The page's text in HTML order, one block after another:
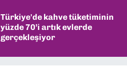
Türkiye'de kahve tüketiminin
yüzde 70’i artık evlerde
gerçekleşiyor